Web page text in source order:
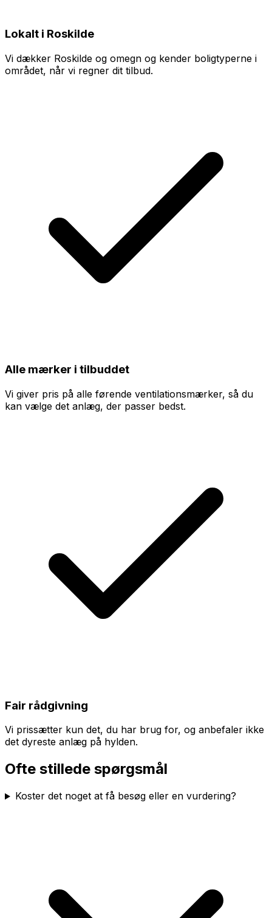
Lokalt i Roskilde
Vi dækker Roskilde og omegn og kender boligtyperne i
området, når vi regner dit tilbud.
Alle mærker i tilbuddet
Vi giver pris på alle førende ventilationsmærker, så du
kan vælge det anlæg, der passer bedst.
Fair rådgivning
Vi prissætter kun det, du har brug for, og anbefaler ikke
det dyreste anlæg på hylden.
Ofte stillede spørgsmål
Koster det noget at få besøg eller en vurdering?